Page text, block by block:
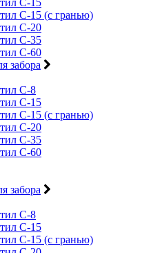
С-15
С-15 (с гранью)
С-20
С-35
С-60
забора
С-8
С-15
С-15 (с гранью)
С-20
С-35
С-60
забора
С-8
С-15
С-15 (с гранью)